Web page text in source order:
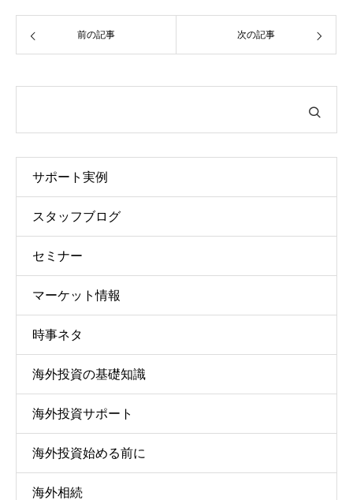
前の記事 次の記事
サポート実例
スタッフブログ
セミナー
マーケット情報
時事ネタ
海外投資の基礎知識
海外投資サポート
海外投資始める前に
海外相続